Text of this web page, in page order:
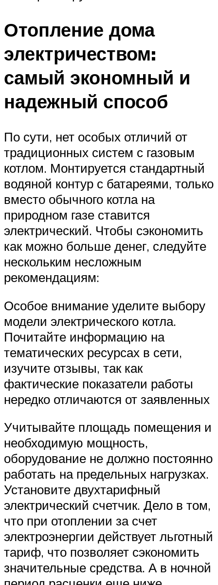
Отопление дома
электричеством:
самый экономный и
надежный способ
По сути, нет особых отличий от
традиционных систем с газовым
котлом. Монтируется стандартный
водяной контур с батареями, только
вместо обычного котла на
природном газе ставится
электрический. Чтобы сэкономить
как можно больше денег, следуйте
нескольким несложным
рекомендациям:
Особое внимание уделите выбору
модели электрического котла.
Почитайте информацию на
тематических ресурсах в сети,
изучите отзывы, так как
фактические показатели работы
нередко отличаются от заявленных
Учитывайте площадь помещения и
необходимую мощность,
оборудование не должно постоянно
работать на предельных нагрузках.
Установите двухтарифный
электрический счетчик. Дело в том,
что при отоплении за счет
электроэнергии действует льготный
тариф, что позволяет сэкономить
значительные средства. А в ночной